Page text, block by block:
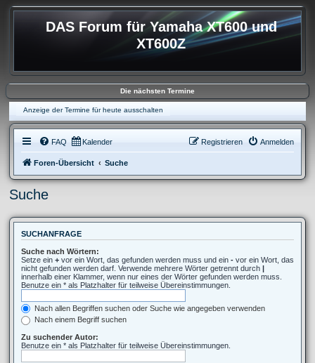
DAS Forum für Yamaha XT600 und
XT600Z
Die nächsten Termine
Anzeige der Termine für heute ausschalten
FAQ Kalender Anmelden
Registrieren
Foren-Übersicht Suche
Suche
SUCHANFRAGE
Suche nach Wörtern:
Setze ein + vor ein Wort, das gefunden werden muss und ein - vor ein Wort, das
nicht gefunden werden darf. Verwende mehrere Wörter getrennt durch |
innerhalb einer Klammer, wenn nur eines der Wörter gefunden werden muss.
Benutze ein * als Platzhalter für teilweise Übereinstimmungen.
Nach allen Begriffen suchen oder Suche wie angegeben verwenden
Nach einem Begriff suchen
Zu suchender Autor:
Benutze ein * als Platzhalter für teilweise Übereinstimmungen.